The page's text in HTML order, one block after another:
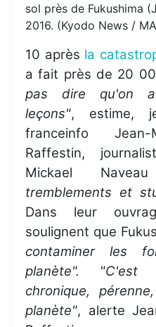
sol près de Fukushima
2016. (Kyodo News /
10 après la
a fait près de 20
pas dire qu'on
leçons", estime,
franceinfo Jean-
Raffestin,
Mickael
tremblements et
Dans leur
soulignent que
contaminer les
planète".
"C'est
chronique,
planète", alerte